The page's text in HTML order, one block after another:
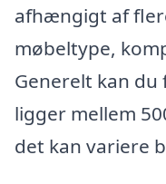
afhængigt af
møbeltype,
Generelt kan
ligger mellem
det kan variere